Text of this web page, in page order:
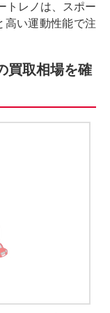
トレノは、スポー
高い運動性能で注
買取相場を確